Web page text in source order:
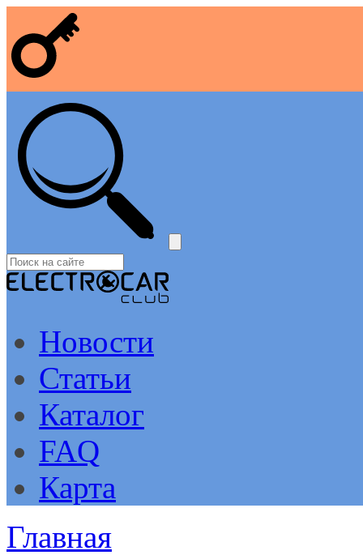
Новости
Статьи
Каталог
FAQ
Карта
Главная